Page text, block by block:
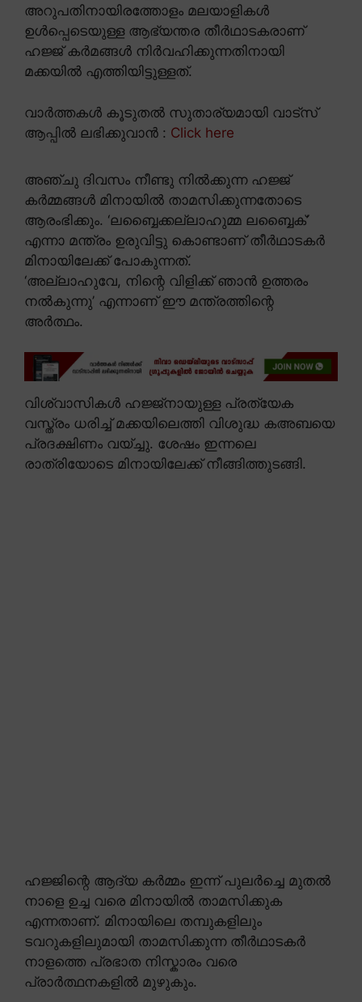
അറുപതിനായിരത്തോളം മലയാളികൾ
ഉൾപ്പെടെയുള്ള ആഭ്യന്തര തീർഥാടകരാണ്
ഹജ്ജ് കർമങ്ങൾ നിർവഹിക്കുന്നതിനായി
മക്കയിൽ എത്തിയിട്ടുള്ളത്.
വാർത്തകൾ കൂടുതൽ സുതാര്യമായി വാട്സ്
ആപ്പിൽ ലഭിക്കുവാൻ : Click here
അഞ്ചു ദിവസം നീണ്ടു നിൽക്കുന്ന ഹജ്ജ്
കർമ്മങ്ങൾ മിനായിൽ താമസിക്കുന്നതോടെ
ആരംഭിക്കും. ‘ലബ്ബൈക്കല്ലാഹുമ്മ ലബ്ബൈക്’
എന്നാ മന്ത്രം ഉരുവിട്ടു കൊണ്ടാണ് തീർഥാടകർ
മിനായിലേക്ക് പോകുന്നത്.
‘അല്ലാഹുവേ, നിന്റെ വിളിക്ക് ഞാൻ ഉത്തരം
നൽകുന്നു’ എന്നാണ് ഈ മന്ത്രത്തിന്റെ
അർത്ഥം.
വിശ്വാസികൾ ഹജ്ജ്നായുള്ള പ്രത്യേക
വസ്ത്രം ധരിച്ച് മക്കയിലെത്തി വിശുദ്ധ കഅബയെ
പ്രദക്ഷിണം വയ്ച്ചു. ശേഷം ഇന്നലെ
രാത്രിയോടെ മിനായിലേക്ക് നീങ്ങിത്തുടങ്ങി.
ഹജ്ജിന്റെ ആദ്യ കർമ്മം ഇന്ന് പുലർച്ചെ മുതൽ
നാളെ ഉച്ച വരെ മിനായിൽ താമസിക്കുക
എന്നതാണ്. മിനായിലെ തമ്പുകളിലും
ടവറുകളിലുമായി താമസിക്കുന്ന തീർഥാടകർ
നാളത്തെ പ്രഭാത നിസ്കാരം വരെ
പ്രാർത്ഥനകളിൽ മുഴുകും.